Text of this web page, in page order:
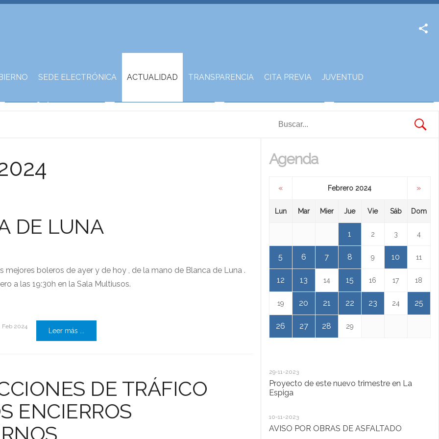
SEDE ELECTRÓNICA ACTUALIDAD TRANSPARENCIA CITA PREVIA JUVENTUD
DE LUNA
mejores boleros de ayer y de hoy , de la mano de Blanca de Luna .
a las 19:30h en la Sala Multiusos.
Feb 2024
Leer más ...
DE TRÁFICO
ENCIERROS
Agenda
« Febrero 2024 »
Lun Mar Mier Jue Vie Sáb Dom
1 2 3 4
5 6 7 8 9 10 11
12 13 14 15 16 17 18
19 20 21 22 23 24 25
26 27 28 29
29-11-2023
Proyecto de este nuevo trimestre en La
Espiga
10-11-2023
AVISO POR OBRAS DE ASFALTADO